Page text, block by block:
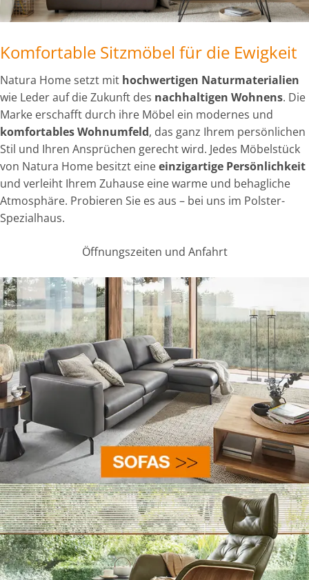
Komfortable Sitzmöbel für die Ewigkeit
Natura Home setzt mit hochwertigen Naturmaterialien
wie Leder auf die Zukunft des nachhaltigen Wohnens. Die
Marke erschafft durch ihre Möbel ein modernes und
komfortables Wohnumfeld, das ganz Ihrem persönlichen
Stil und Ihren Ansprüchen gerecht wird. Jedes Möbelstück
von Natura Home besitzt eineeinzigartige Persönlichkeit
und verleiht Ihrem Zuhause eine warme und behagliche
Atmosphäre. Probieren Sie es aus – bei uns im Polster-
Spezialhaus.
Öffnungszeiten und Anfahrt